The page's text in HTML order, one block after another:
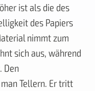
ist als die des
des Papiers
nimmt zum
sich aus, während
Den
Tellern. Er tritt